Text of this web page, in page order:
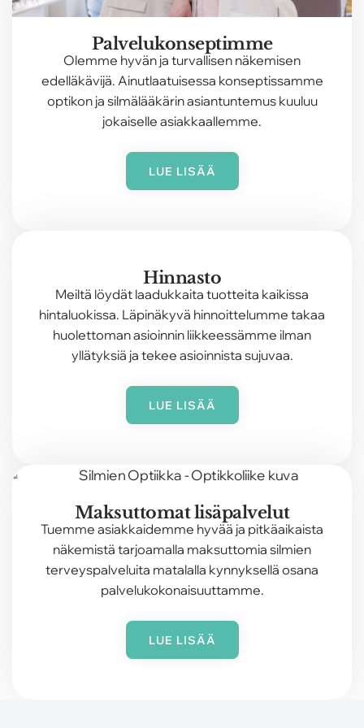
Palvelukonseptimme
Olemme hyvän ja turvallisen näkemisen
edelläkävijä. Ainutlaatuisessa konseptissamme
optikon ja silmälääkärin asiantuntemus kuuluu
jokaiselle asiakkaallemme.
LUE LISÄÄ
Hinnasto
Meiltä löydät laadukkaita tuotteita kaikissa
hintaluokissa. Läpinäkyvä hinnoittelumme takaa
huolettoman asioinnin liikkeessämme ilman
yllätyksiä ja tekee asioinnista sujuvaa.
LUE LISÄÄ
Maksuttomat lisäpalvelut
Tuemme asiakkaidemme hyvää ja pitkäaikaista
näkemistä tarjoamalla maksuttomia silmien
terveyspalveluita matalalla kynnyksellä osana
palvelukokonaisuuttamme.
LUE LISÄÄ